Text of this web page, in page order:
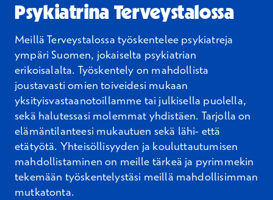
Psykiatrina Terveystalossa
Meillä Terveystalossa työskentelee psykiatreja
ympäri Suomen, jokaiselta psykiatrian
erikoisalalta. Työskentely on mahdollista
joustavasti omien toiveidesi mukaan
yksityisvastaanotoillamme tai julkisella puolella,
sekä halutessasi molemmat yhdistäen. Tarjolla on
elämäntilanteesi mukautuen sekä lähi- että
etätyötä. Yhteisöllisyyden ja kouluttautumisen
mahdollistaminen on meille tärkeä ja pyrimmekin
tekemään työskentelystäsi meillä mahdollisimman
mutkatonta.